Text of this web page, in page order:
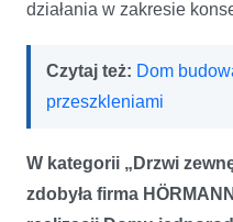
działania w zakresie
Czytaj też: Dom
przeszkleniami
W kategorii „Drzwi
zdobyła firma